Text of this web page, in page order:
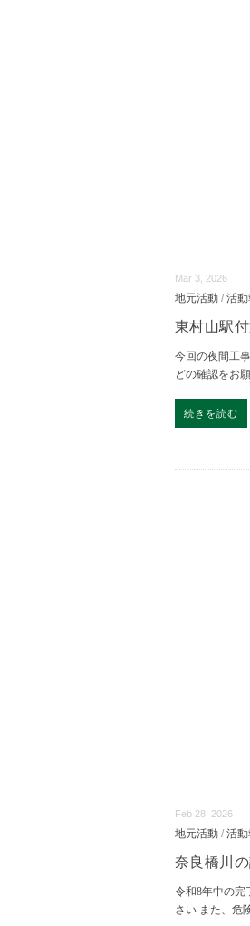
Mar 3, 2026
地元活動/ 活
東村山駅
今回の夜間工
どの確認をお
続きを読む
Feb 28, 2026
地元活動/ 活
奈良橋川
令和8年中の完
さい また、危